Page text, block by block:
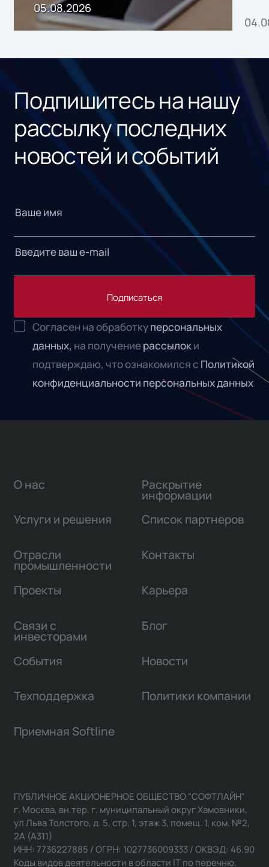
05.08.2026
Подпишитесь на нашу
рассылку последних
новостей и событий
Подписаться
Согласен на обработкуперсональных
данных, на получениерассылоки
подтверждаю, что ознакомился с Политикой
конфиденциальности персональных данных
О нас
Услуги и решения
Отрасли
промышленности
Проекты
Связи с
инвесторами
Раскрытие
информации
Список партнеров
Контакты
Карьера
Блог
События Новости
Техподдержка Политики компании
Приемная Softline
ПУБЛИЧНОЕ АКЦИОНЕРНОЕ ОБЩЕСТВО "СОФТЛАЙН"
г. Москва, вн.тер. г. муниципальный округ Хамовники,
ул Льва Толстого, д. 5, стр. 1, этаж 3, помещ. 1, ком. №2,
2А (А311)
ИНН: 7736227885 / ОГРН: 1027736009333 / ОКВЭД: 46.90
Коды видов деятельности в области IT по перечню,